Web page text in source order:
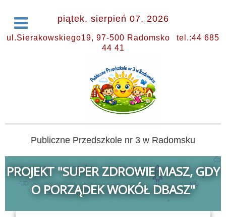
piątek, sierpień 07, 2026
ul.Sierakowskiego19, 97-500 Radomsko
tel.:44 685
44 41
Publiczne Przedszkole nr 3 w Radomsku
PROJEKT "SUPER ZDROWIE MASZ, GDY
O PORZĄDEK WOKÓŁ DBASZ"